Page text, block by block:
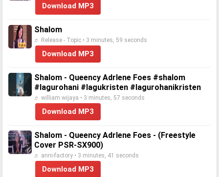
Download MP3
Shalom
♬ Release - Topic • 3 minutes, 59 seconds
Download MP3
Shalom - Queency Adrlene Foes #shalom
#lagurohani #lagukristen #lagurohanikristen
♬ william wijaya • 3 minutes, 57 seconds
Download MP3
Shalom - Queency Adrlene Foes - (Freestyle
Cover PSR-SX900)
♬ anni-factory • 3 minutes, 41 seconds
Download MP3